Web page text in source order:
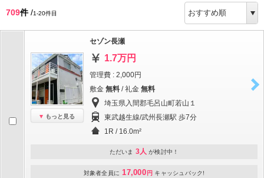
709件/1-20件目
もっと見る
セゾン長瀬
1.7万円
管理費 : 2,000円
敷金 無料 / 礼金 無料
埼玉県入間郡毛呂山町若山１
東武越生線/武州長瀬駅 歩7分
1R / 16.0m²
ただいま 3人 が検討中！
対象者全員に 17,000 円 キャッシュバック!